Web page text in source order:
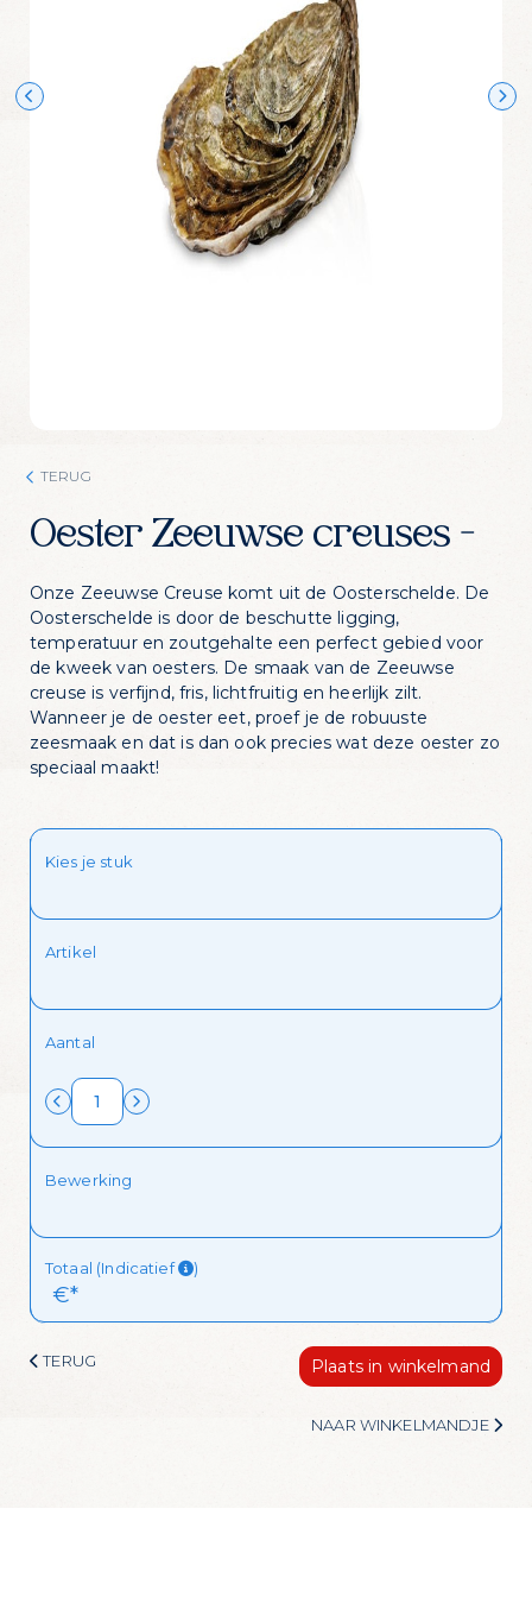
Wijn Fishwives Chardonnay
Wijn Fishwives Merlot
Wijn Fishwives Rose
Wijn Fishwives Sauvignon blanc
Wijn Les Rochers Catharaes Chardonnay
Wijn Tonno Chardonnay
Wijn Tonno Syrah
Zalmforeleitjes
TERUG
Oester Zeeuwse creuses -
Onze Zeeuwse Creuse komt uit de Oosterschelde. De
Oosterschelde is door de beschutte ligging,
temperatuur en zoutgehalte een perfect gebied voor
de kweek van oesters. De smaak van de Zeeuwse
creuse is verfijnd, fris, lichtfruitig en heerlijk zilt.
Wanneer je de oester eet, proef je de robuuste
zeesmaak en dat is dan ook precies wat deze oester zo
speciaal maakt!
Kies je stuk
Artikel
Aantal
Bewerking
Totaal (Indicatief )
€*
Plaats in winkelmand
TERUG
NAAR WINKELMANDJE
visvoordeel?
Schrijf je in voor onze nieuwsbrief en krijg
aanbiedingen van de dag in je mailbox
Ik wil de mailing ontvangen!